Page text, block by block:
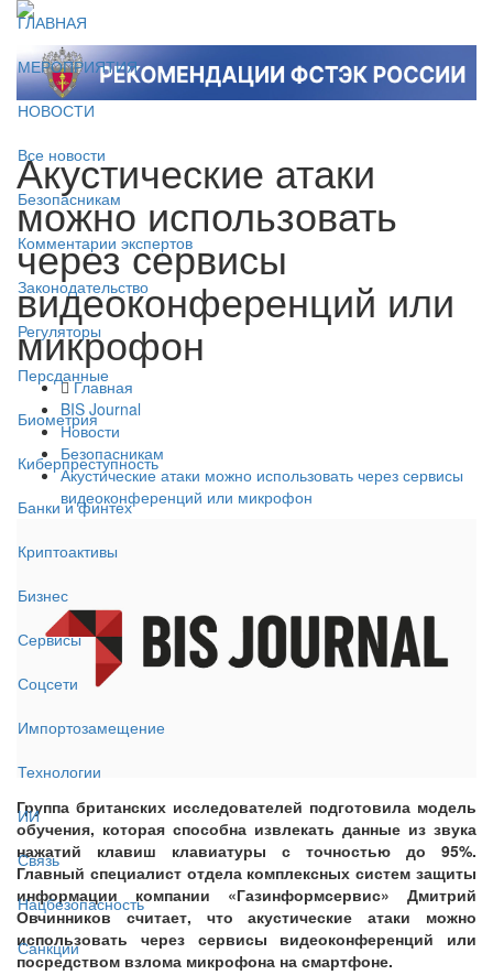
ГЛАВНАЯ
МЕРОПРИЯТИЯ
НОВОСТИ
Все новости
Безопасникам
Комментарии экспертов
Законодательство
Регуляторы
Персданные
Биометрия
Киберпреступность
Банки и финтех
Криптоактивы
Бизнес
Сервисы
Соцсети
Импортозамещение
Технологии
ИИ
Связь
Нацбезопасность
Санкции
Акустические атаки
можно использовать
через сервисы
видеоконференций или
микрофон
Главная
BIS Journal
Новости
Безопасникам
Акустические атаки можно использовать через сервисы
видеоконференций или микрофон
Группа британских исследователей подготовила модель
обучения, которая способна извлекать данные из звука
нажатий клавиш клавиатуры с точностью до 95%.
Главный специалист отдела комплексных систем защиты
информации компании «Газинформсервис» Дмитрий
Овчинников считает, что акустические атаки можно
использовать через сервисы видеоконференций или
посредством взлома микрофона на смартфоне.